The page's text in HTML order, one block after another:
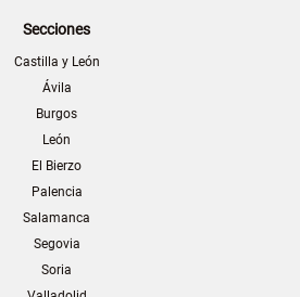
Secciones
Castilla y León
Ávila
Burgos
León
El Bierzo
Palencia
Salamanca
Segovia
Soria